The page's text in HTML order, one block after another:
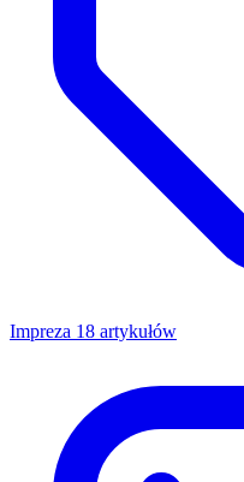
Impreza 18 artykułów